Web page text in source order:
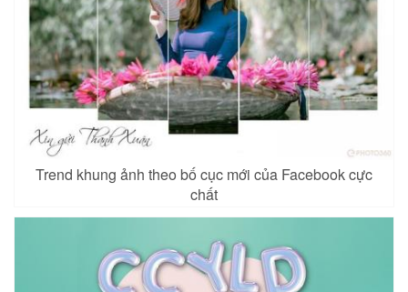
Trend khung ảnh theo bố cục mới của Facebook cực
chất